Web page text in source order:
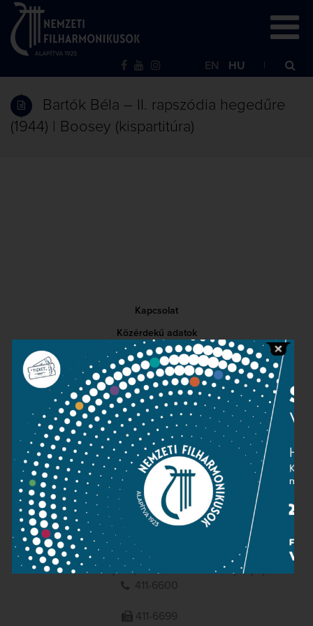
EN HU
Bartók Béla – II. rapszódia hegedűre
(1944) | Boosey (kispartitúra)
Kapcsolat
Közérdekű adatok
Sajtószoba
Adatvédelem
Impresszum
NEMZETI
FILHARMONIKUSOK
1095 Budapest, Komor Marcell u. 1. (Müpa)
411-6600
411-6699